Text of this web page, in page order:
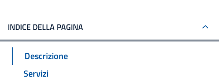
INDICE DELLA PAGINA
Descrizione
Servizi